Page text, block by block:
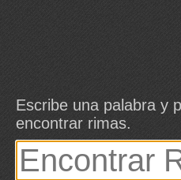
Escribe una palabra y
encontrar rimas.